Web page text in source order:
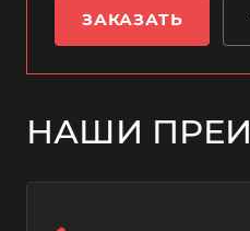
ЗАКАЗАТЬ
НАШИ